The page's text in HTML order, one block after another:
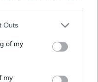
one or more Google
You may click to
its third-party tags to
in below Google
Outs
of my
my
την Εθνική σε αυτό
από τη νίκη της ΑΕΚ
για...